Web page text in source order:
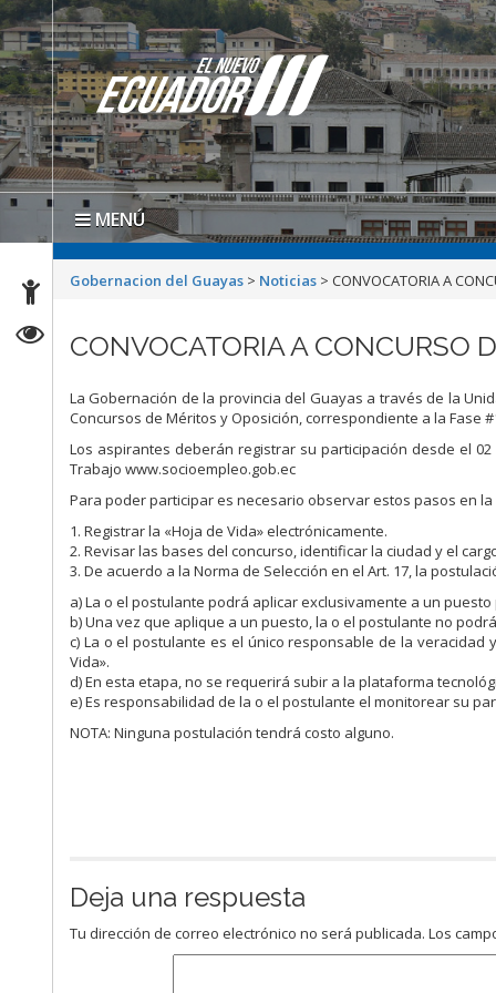
MENÚ
Gobernacion del Guayas > Noticias >CONVOCATORIA A
CONVOCATORIA A CONCURSO
La Gobernación de la provincia del Guayas a través de la
Concursos de Méritos y Oposición, correspondiente a la Fase
Los aspirantes deberán registrar su participación desde el
Trabajo www.socioempleo.gob.ec
Para poder participar es necesario observar estos pasos en
1. Registrar la «Hoja de Vida» electrónicamente.
2. Revisar las bases del concurso, identificar la ciudad y el
3. De acuerdo a la Norma de Selección en el Art. 17, la
a) La o el postulante podrá aplicar exclusivamente a un
b) Una vez que aplique a un puesto, la o el postulante no
c) La o el postulante es el único responsable de la
Vida».
d) En esta etapa, no se requerirá subir a la plataforma
e) Es responsabilidad de la o el postulante el monitorear su
NOTA: Ninguna postulación tendrá costo alguno.
Deja una respuesta
Tu dirección de correo electrónico no será publicada. Los